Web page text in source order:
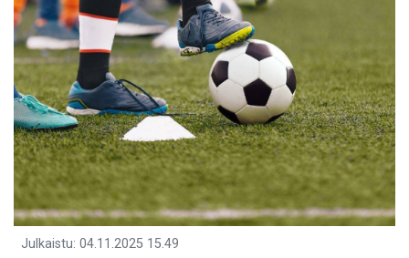
Julkaistu: 04.11.2025 15.49